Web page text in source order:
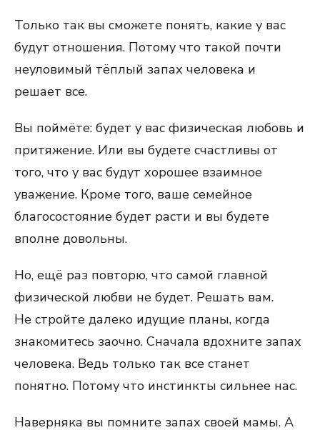
Только так вы сможете понять, какие у вас
будут отношения. Потому что такой почти
неуловимый тёплый запах человека и
решает все.
Вы поймёте: будет у вас физическая любовь и
притяжение. Или вы будете счастливы от
того, что у вас будут хорошее взаимное
уважение. Кроме того, ваше семейное
благосостояние будет расти и вы будете
вполне довольны.
Но, ещё раз повторю, что самой главной
физической любви не будет. Решать вам.
Не стройте далеко идущие планы, когда
знакомитесь заочно. Сначала вдохните запах
человека. Ведь только так все станет
понятно. Потому что инстинкты сильнее нас.
Наверняка вы помните запах своей мамы. А